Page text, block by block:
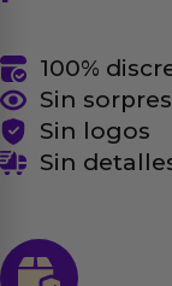
100%
Sin
Sin logos
Sin